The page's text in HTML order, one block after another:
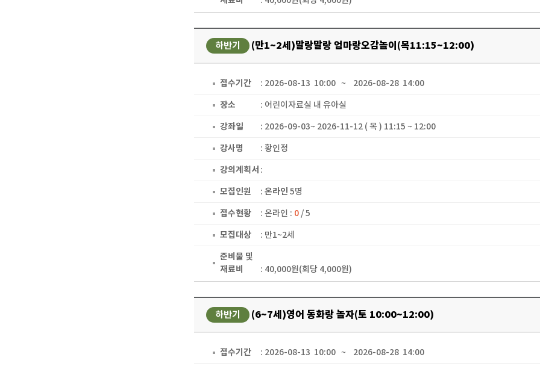
하반기 (만1~2세)말랑말랑 엄마랑오감놀이(목11:15~12:00)
접수기간
: 2026-08-13 10:00 ~ 2026-08-28 14:00
장소
: 어린이자료실 내 유아실
강좌일
: 2026-09-03~ 2026-11-12 ( 목 ) 11:15 ~ 12:00
강사명
: 황인정
강의계획서 :
모집인원
:온라인 5명
접수현황
:온라인 : 0 / 5
모집대상
: 만1~2세
준비물 및
재료비
: 40,000원(회당 4,000원)
하반기 (6~7세)영어 동화랑 놀자(토 10:00~12:00)
접수기간
: 2026-08-13 10:00 ~ 2026-08-28 14:00